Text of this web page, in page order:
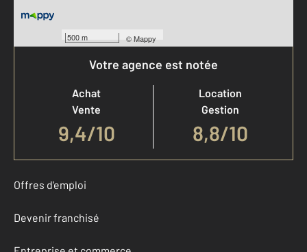
500 m ©Mappy
Votre agence est notée
Achat
Vente
9,4/10
Location
Gestion
8,8/10
Offres d'emploi
Devenir franchisé